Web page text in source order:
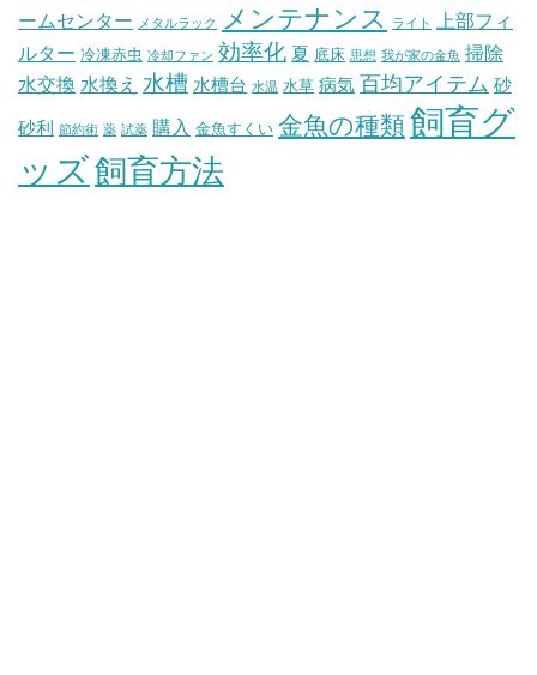
ームセンター
メタルラック メンテナンス ライト
上部フィ
ルター 冷凍赤虫 冷却ファン 効率化 夏 底床 思想 我が家の金魚 掃除
水交換 水換え 水槽 水槽台 水温 水草 病気 百均アイテム 砂
砂利 節約術 薬 試薬 購入 金魚すくい 金魚の種類飼育グ
ッズ飼育方法